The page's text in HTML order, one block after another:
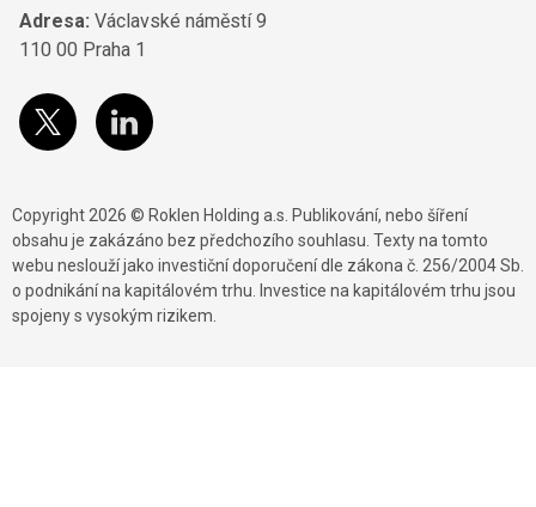
Adresa: Václavské náměstí 9
110 00 Praha 1
Copyright 2026 © Roklen Holding a.s. Publikování, nebo šíření
obsahu je zakázáno bez předchozího souhlasu. Texty na tomto
webu neslouží jako investiční doporučení dle zákona č. 256/2004 Sb.
o podnikání na kapitálovém trhu. Investice na kapitálovém trhu jsou
spojeny s vysokým rizikem.